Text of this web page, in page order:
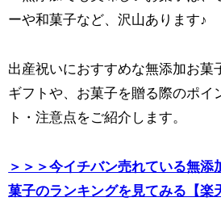
ーや和菓子など、沢山あります♪
出産祝いにおすすめな無添加お菓
ギフトや、お菓子を贈る際のポイ
ト・注意点をご紹介します。
＞＞＞今イチバン売れている無添
菓子のランキングを見てみる【楽